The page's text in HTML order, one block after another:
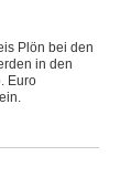
Plön bei den
in den
Euro